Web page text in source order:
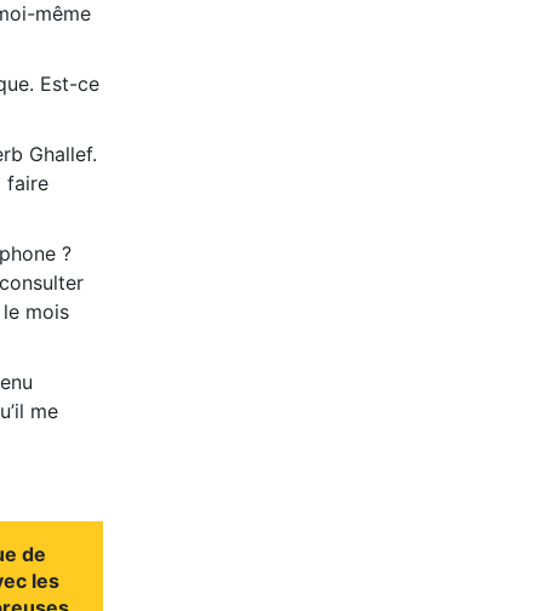
même
Est-ce
Ghallef.
faire
?
mois
me
de
les